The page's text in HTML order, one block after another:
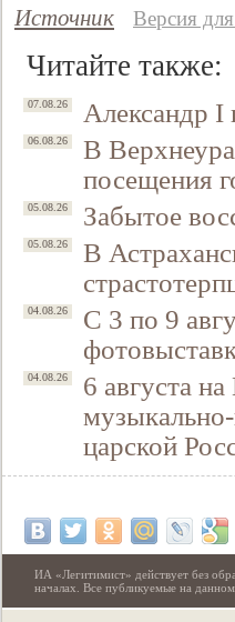
Источник Версия
Читайте также:
07.08.26 Александр I
06.08.26
В
посещения
05.08.26 Забытое
05.08.26
В
04.08.26
С 3 по 9
04.08.26
6 августа
царской
ИА «Легитимист» действует без
началах. Все публикуемые на